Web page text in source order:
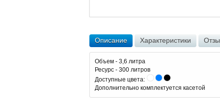
Описание Характеристики
Объем - 3,6 литра
Ресурс - 300 литров
Доступные цвета:
Дополнительно комплектуется касетой